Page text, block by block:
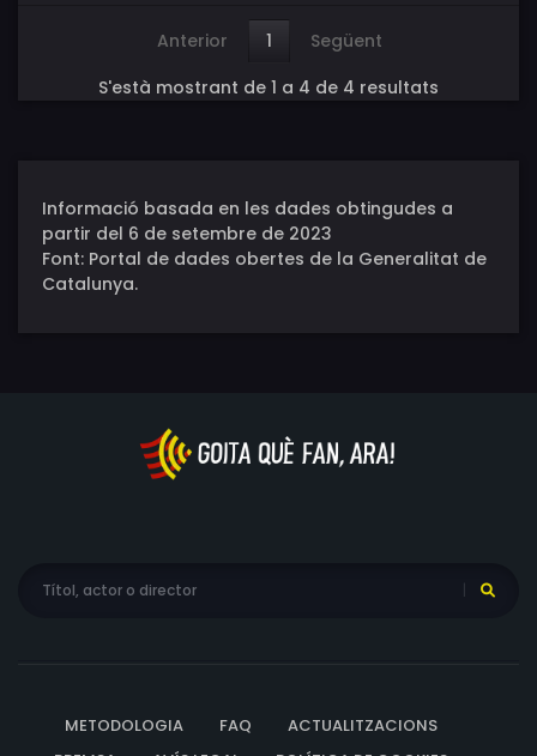
Anterior 1
Següent
S'està mostrant de 1 a 4 de 4 resultats
Informació basada en les dades obtingudes a
partir del 6 de setembre de 2023
Font: Portal de dades obertes de la Generalitat de
Catalunya.
METODOLOGIA FAQ
ACTUALITZACIONS